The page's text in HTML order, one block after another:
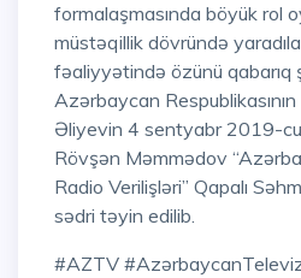
formalaşmasında böyük rol
müstəqillik dövründə
fəaliyyətində özünü qabarıq
Azərbaycan
Əliyevin 4 sentyabr 2019-cu
Rövşən Məmmədov
Radio Verilişləri” Qapalı
sədri təyin edilib.
#AZTV